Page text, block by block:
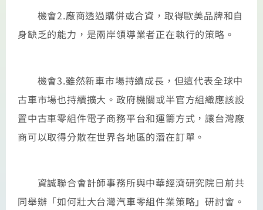
機會2.廠商透過購併或合資，取得歐美品牌和自
身缺乏的能力，是兩岸領導業者正在執行的策略。
機會3.雖然新車市場持續成長，但這代表全球中
古車市場也持續擴大。政府機關或半官方組織應該設
置中古車零組件電子商務平台和運籌方式，讓台灣廠
商可以取得分散在世界各地區的潛在訂單。
資誠聯合會計師事務所與中華經濟研究院日前共
同舉辦「如何壯大台灣汽車零組件業策略」研討會。